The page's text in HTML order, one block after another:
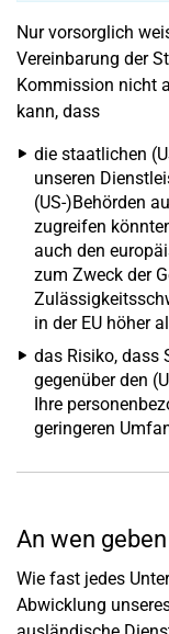
Nur vorsorglich
Vereinbarung der
Kommission nicht
kann, dass
die staatlichen
unseren
(US-)Behörden
zugreifen
auch den
zum Zweck der
in der EU höher
das Risiko, dass
gegenüber den
Ihre
geringeren
An wen
Wie fast jedes
Abwicklung